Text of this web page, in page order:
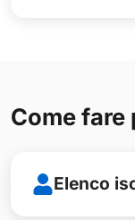
Come fare
Elenco